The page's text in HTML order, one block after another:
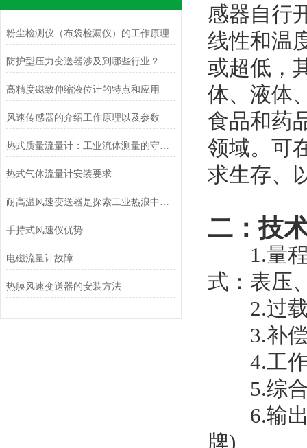
粉尘检测仪（布袋检漏仪）的工作原理
防护型压力变送器涉及到哪些行业？
高精度磁致伸缩液位计的特点和应用
风速传感器的介绍工作原理以及参数
热式质量流量计：工业流体测量的守护者
热式气体流量计安装要求
耐高温风速变送器是探索工业热浪中的守护者
手持式风速仪优势
电磁流量计故障
热膜风速变送器的安装方法
感器自行
线性和温
或超低，
体、液体
食品和药
领域。可
求生存、
二：技
1.量程
式：表压
2.过载
3.补偿
4.工作
5.综合
6.输出
牌)